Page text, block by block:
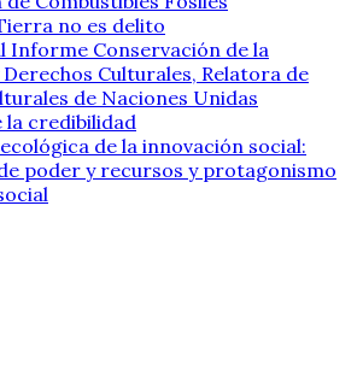
no es delito
Informe Conservación de la
Culturales, Relatora de
de Naciones Unidas
la credibilidad
de la innovación social:
poder y recursos y protagonismo